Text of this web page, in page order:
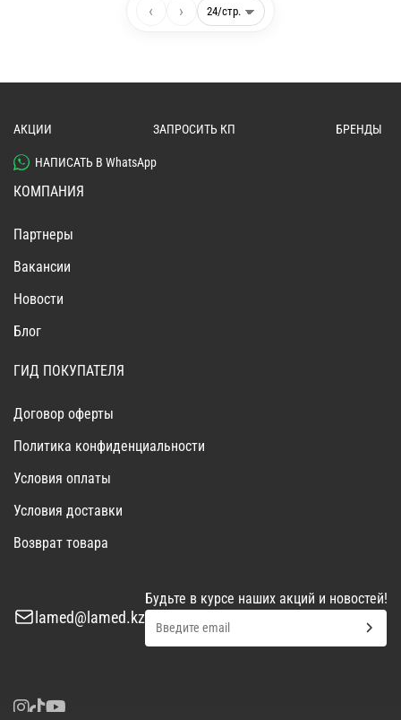
‹ ›
АКЦИИ ЗАПРОСИТЬ КП БРЕНДЫ
НАПИСАТЬ В WhatsApp
КОМПАНИЯ
Партнеры
Вакансии
Новости
Блог
ГИД ПОКУПАТЕЛЯ
Договор оферты
Политика конфиденциальности
Условия оплаты
Условия доставки
Возврат товара
lamed@lamed.kz
Будьте в курсе наших акций и новостей!